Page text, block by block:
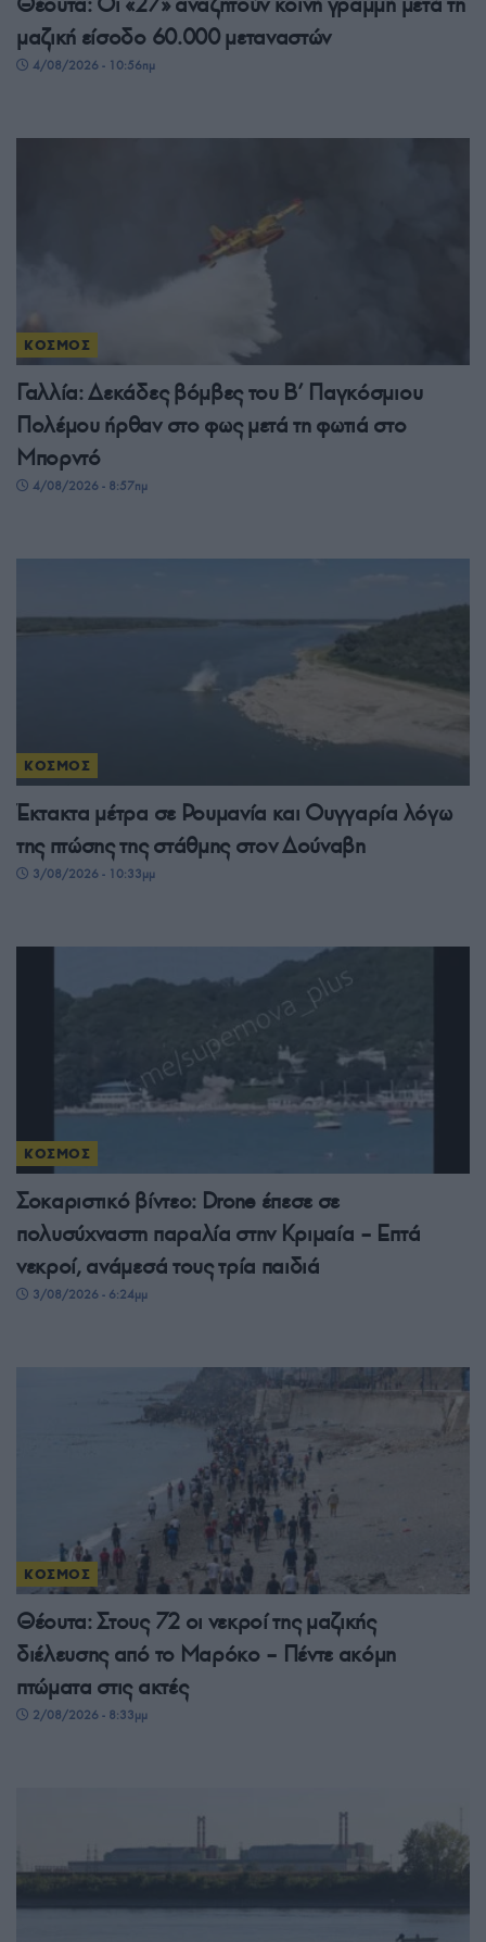
μαζική είσοδο 60.000 μεταναστών
4/08/2026 - 10:56πμ
ΚΟΣΜΟΣ
Γαλλία: Δεκάδες βόμβες του Β’ Παγκόσμιου
Πολέμου ήρθαν στο φως μετά τη φωτιά στο
Μπορντό
4/08/2026 - 8:57πμ
ΚΟΣΜΟΣ
Έκτακτα μέτρα σε Ρουμανία και Ουγγαρία λόγω
της πτώσης της στάθμης στον Δούναβη
3/08/2026 - 10:33μμ
ΚΟΣΜΟΣ
Σοκαριστικό βίντεο: Drone έπεσε σε
πολυσύχναστη παραλία στην Κριμαία – Επτά
νεκροί, ανάμεσά τους τρία παιδιά
3/08/2026 - 6:24μμ
ΚΟΣΜΟΣ
Θέουτα: Στους 72 οι νεκροί της μαζικής
διέλευσης από το Μαρόκο – Πέντε ακόμη
πτώματα στις ακτές
2/08/2026 - 8:33μμ